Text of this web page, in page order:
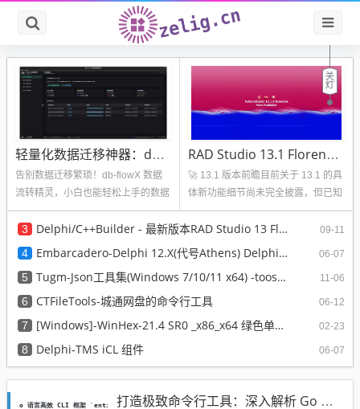
轻量化数据迁移神器：db-flowX 数据流转精灵正式亮相-轻量、简洁、稳定
告别数据迁移繁琐！db-flowX 数据
流转精灵，小白也能轻松上手的数据
库转换神器做开发、搞运维、处...
RAD Studio 13.1 Florence- Embarcadero最新一代Delphi/C++Builder 集成开发环境
🚀 13.1 版本前瞻目前关于 13.1 的具
体新功能细节尚未完全披露，但已知
的改进方向包括：增强的...
3 Delphi/C++Builder - 最新版本RAD Studio 13 Florence 初体验 09-11
4 Embarcadero-Delphi 12.X(代号Athens) Delphi 12/12.1/12.3(各个版本 lite 便携版下载) 06-07
5 Tugm-Json工具集(Windows 7/10/11 x64) -toosify.cn 在线版 11-06
6 CTFileTools-城通网盘的命令行工具 06-12
7 [Windows]-WinHex-21.4 SR0 _x86_x64 绿色单文件版 02-23
8 Delphi-TMS iCL 组件 06-07
打造极致命令行工具：深入解析 Go 语言高效 CLI 框架 `entireio/cli`